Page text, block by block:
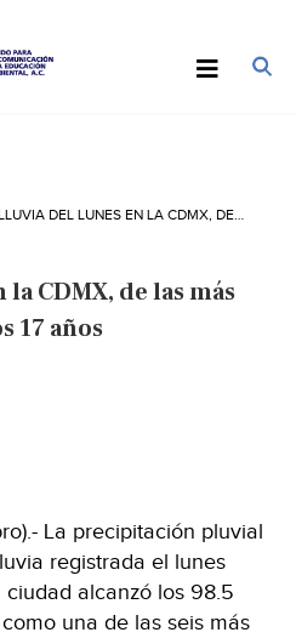
CDMX, de las más
17 años
La precipitación pluvial
registrada el lunes
alcanzó los 98.5
una de las seis más